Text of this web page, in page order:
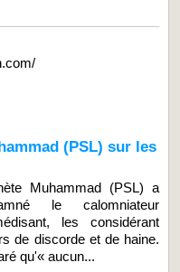
(PSL) sur les
Muhammad (PSL) a
le calomniateur
les considérant
de discorde et de haine.
qu'« aucun...